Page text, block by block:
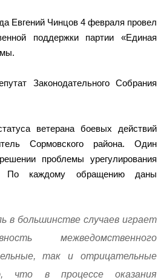
Евгений Чинцов 4 февраля провел
поддержки партии «Единая
Законодательного Собрания
ветерана боевых действий
Сормовского района. Один
проблемы урегулирования
По каждому обращению даны
в большинстве случаев играет
межведомственного
так и отрицательные
в процессе оказания